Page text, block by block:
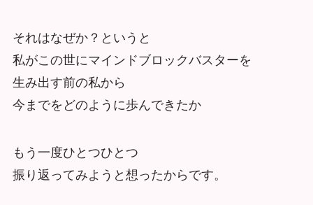
それはなぜか？というと
私がこの世にマインドブロックバスターを
生み出す前の私から
今までをどのように歩んできたか
もう一度ひとつひとつ
振り返ってみようと想ったからです。